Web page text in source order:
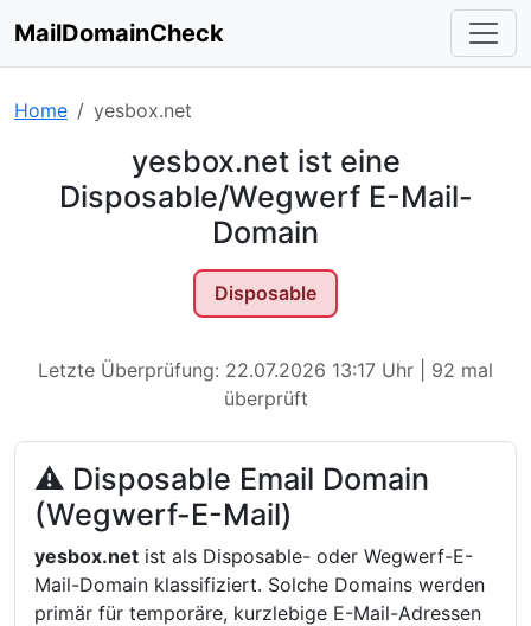
MailDomainCheck
Home yesbox.net
yesbox.net ist eine
Disposable/Wegwerf E-Mail-
Domain
Disposable
Letzte Überprüfung: 22.07.2026 13:17 Uhr | 92 mal
überprüft
⚠ Disposable Email Domain
(Wegwerf-E-Mail)
yesbox.net ist als Disposable- oder Wegwerf-E-
Mail-Domain klassifiziert. Solche Domains werden
primär für temporäre, kurzlebige E-Mail-Adressen